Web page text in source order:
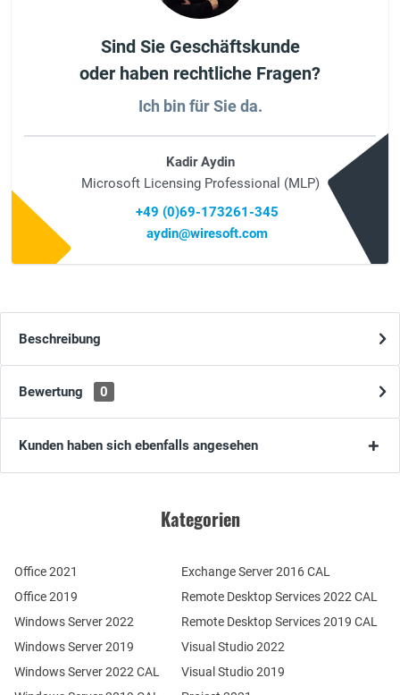
Sind Sie Geschäftskunde
oder haben rechtliche Fragen?
Ich bin für Sie da.
Kadir Aydin
Microsoft Licensing Professional (MLP)
+49 (0)69-173261-345
aydin@wiresoft.com
Beschreibung
Bewertung 0
Kunden haben sich ebenfalls angesehen
Kategorien
Office 2021
Office 2019
Windows Server 2022
Windows Server 2019
Windows Server 2022 CAL
Remote Desktop Services 2022 CAL
Remote Desktop Services 2019 CAL
Exchange Server 2016 CAL
Visual Studio 2022
Visual Studio 2019